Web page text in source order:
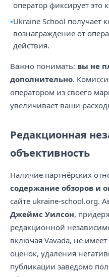
оператор фиксирует это
Ukraine School получает
вознаграждение от
действия.
Важно понимать: вы не
дополнительно.
оператором из своего
увеличивает ваши
Редакционная
объективность
Наличие партнёрских
содержание обзоров и
сайте ukraine-school.org.
Джеймс Уилсон,
редакционной
включая Vavada, не
оценок, удаления
публикации заведомо